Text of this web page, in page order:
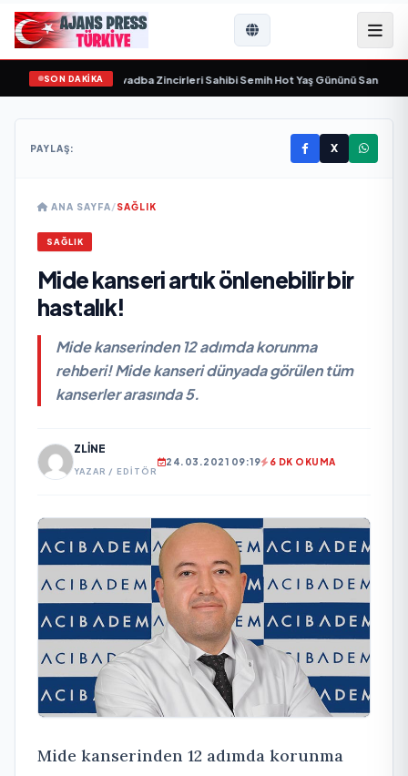
SON DAKİKA
yitirdi• Svadba Zincirleri Sahibi Semih Hot Yaş Gününü Sanat ve
PAYLAŞ: X
ANA SAYFA/SAĞLIK
SAĞLIK
Mide kanseri artık önlenebilir bir
hastalık!
Mide kanserinden 12 adımda korunma
rehberi! Mide kanseri dünyada görülen tüm
kanserler arasında 5.
ZLINE
YAZAR / EDITÖR
24.03.2021 09:19 6 DK OKUMA
Mide kanserinden 12 adımda korunma